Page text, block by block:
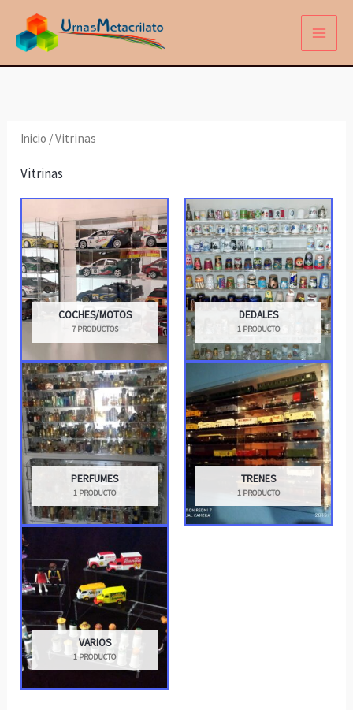
contenido
Inicio / Vitrinas
Vitrinas
COCHES/MOTOS
7 PRODUCTOS
DEDALES
1 PRODUCTO
PERFUMES
1 PRODUCTO
TRENES
1 PRODUCTO
VARIOS
1 PRODUCTO